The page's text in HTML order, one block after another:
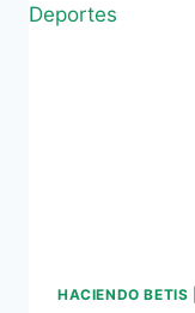
HACIENDO BETIS